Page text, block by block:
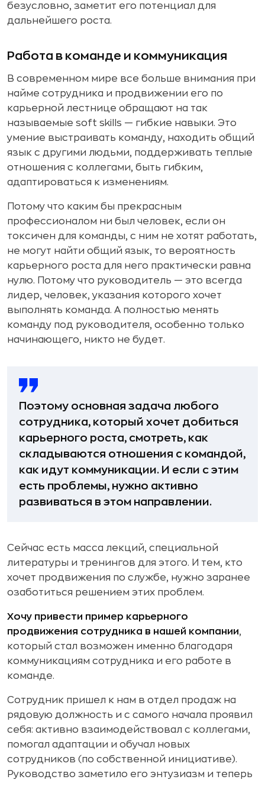
безусловно, заметит его потенциал для
дальнейшего роста.
Работа в команде и коммуникация
В современном мире все больше внимания при
найме сотрудника и продвижении его по
карьерной лестнице обращают на так
называемые soft skills — гибкие навыки. Это
умение выстраивать команду, находить общий
язык с другими людьми, поддерживать теплые
отношения с коллегами, быть гибким,
адаптироваться к изменениям.
Потому что каким бы прекрасным
профессионалом ни был человек, если он
токсичен для команды, с ним не хотят работать,
не могут найти общий язык, то вероятность
карьерного роста для него практически равна
нулю. Потому что руководитель — это всегда
лидер, человек, указания которого хочет
выполнять команда. А полностью менять
команду под руководителя, особенно только
начинающего, никто не будет.
Поэтому основная задача любого
сотрудника, который хочет добиться
карьерного роста, смотреть, как
складываются отношения с командой,
как идут коммуникации. И если с этим
есть проблемы, нужно активно
развиваться в этом направлении.
Сейчас есть масса лекций, специальной
литературы и тренингов для этого. И тем, кто
хочет продвижения по службе, нужно заранее
озаботиться решением этих проблем.
Хочу привести пример карьерного
продвижения сотрудника в нашей компании,
который стал возможен именно благодаря
коммуникациям сотрудника и его работе в
команде.
Сотрудник пришел к нам в отдел продаж на
рядовую должность и с самого начала проявил
себя: активно взаимодействовал с коллегами,
помогал адаптации и обучал новых
сотрудников (по собственной инициативе).
Руководство заметило его энтузиазм и теперь